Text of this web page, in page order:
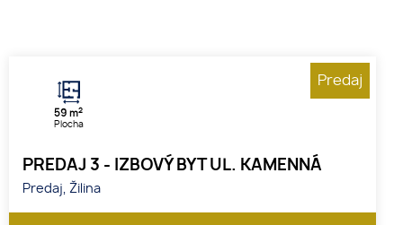
59 m2
Plocha
PREDAJ 3 - IZBOVÝ BYT UL. KAMENNÁ
Predaj, Žilina
Predaj